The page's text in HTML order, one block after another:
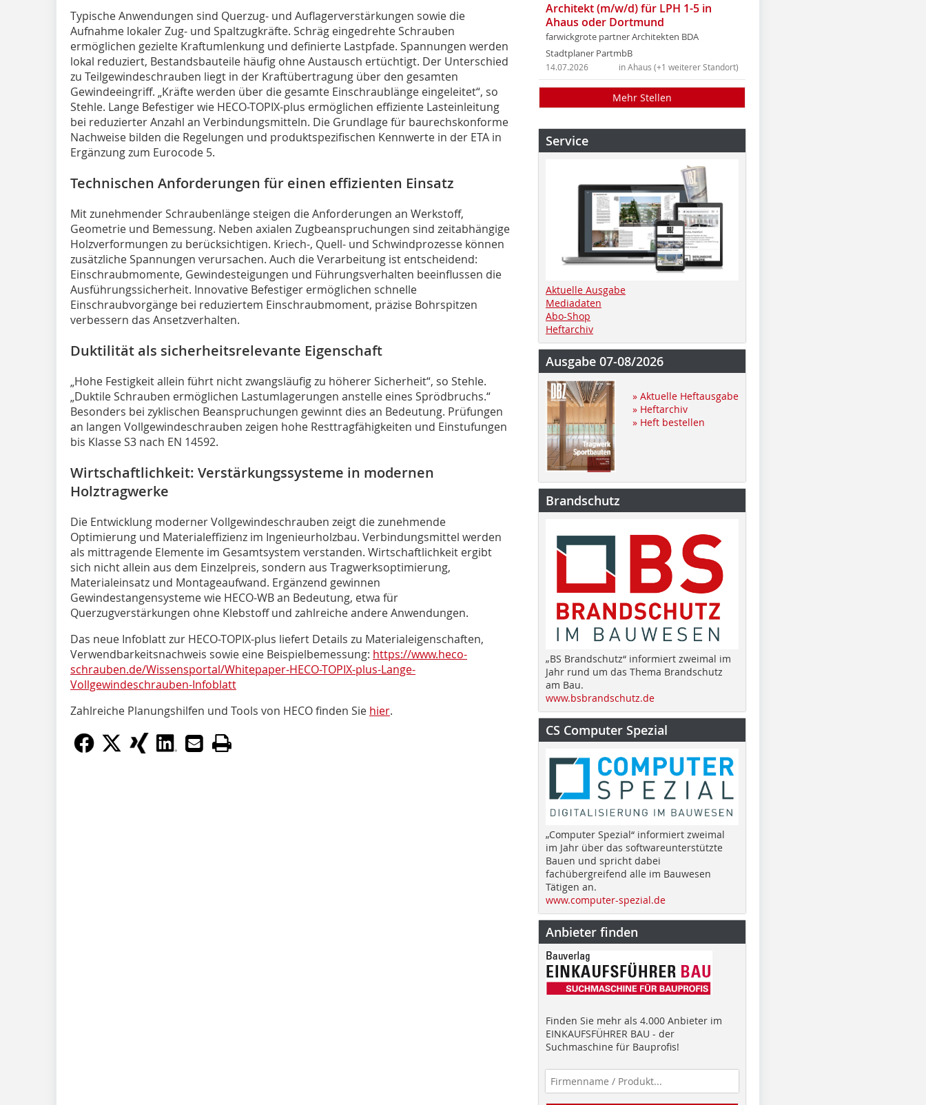
Typische Anwendungen sind Querzug- und Auflagerverstärkungen sowie die
Aufnahme lokaler Zug- und Spaltzugkräfte. Schräg eingedrehte Schrauben
ermöglichen gezielte Kraftumlenkung und definierte Lastpfade. Spannungen werden
lokal reduziert, Bestandsbauteile häufig ohne Austausch ertüchtigt. Der Unterschied
zu Teilgewindeschrauben liegt in der Kraftübertragung über den gesamten
Gewindeeingriff. „Kräfte werden über die gesamte Einschraublänge eingeleitet“, so
Stehle. Lange Befestiger wie HECO-TOPIX-plus ermöglichen effiziente Lasteinleitung
bei reduzierter Anzahl an Verbindungsmitteln. Die Grundlage für baurechskonforme
Nachweise bilden die Regelungen und produktspezifischen Kennwerte in der ETA in
Ergänzung zum Eurocode 5.
Technischen Anforderungen für einen effizienten Einsatz
Mit zunehmender Schraubenlänge steigen die Anforderungen an Werkstoff,
Geometrie und Bemessung. Neben axialen Zugbeanspruchungen sind zeitabhängige
Holzverformungen zu berücksichtigen. Kriech-, Quell- und Schwindprozesse können
zusätzliche Spannungen verursachen. Auch die Verarbeitung ist entscheidend:
Einschraubmomente, Gewindesteigungen und Führungsverhalten beeinflussen die
Ausführungssicherheit. Innovative Befestiger ermöglichen schnelle
Einschraubvorgänge bei reduziertem Einschraubmoment, präzise Bohrspitzen
verbessern das Ansetzverhalten.
Duktilität als sicherheitsrelevante Eigenschaft
„Hohe Festigkeit allein führt nicht zwangsläufig zu höherer Sicherheit“, so Stehle.
„Duktile Schrauben ermöglichen Lastumlagerungen anstelle eines Sprödbruchs.“
Besonders bei zyklischen Beanspruchungen gewinnt dies an Bedeutung. Prüfungen
an langen Vollgewindeschrauben zeigen hohe Resttragfähigkeiten und Einstufungen
bis Klasse S3 nach EN 14592.
Wirtschaftlichkeit: Verstärkungssysteme in modernen
Holztragwerke
Die Entwicklung moderner Vollgewindeschrauben zeigt die zunehmende
Optimierung und Materialeffizienz im Ingenieurholzbau. Verbindungsmittel werden
als mittragende Elemente im Gesamtsystem verstanden. Wirtschaftlichkeit ergibt
sich nicht allein aus dem Einzelpreis, sondern aus Tragwerksoptimierung,
Materialeinsatz und Montageaufwand. Ergänzend gewinnen
Gewindestangensysteme wie HECO-WB an Bedeutung, etwa für
Querzugverstärkungen ohne Klebstoff und zahlreiche andere Anwendungen.
Das neue Infoblatt zur HECO-TOPIX-plus liefert Details zu Materialeigenschaften,
Verwendbarkeitsnachweis sowie eine Beispielbemessung: https://www.heco-
schrauben.de/Wissensportal/Whitepaper-HECO-TOPIX-plus-Lange-
Vollgewindeschrauben-Infoblatt
Zahlreiche Planungshilfen und Tools von HECO finden Sie hier.
Architekt (m/w/d) für LPH 1-5 in
Ahaus oder Dortmund
farwickgrote partner Architekten BDA
Stadtplaner PartmbB
in Ahaus (+1 weiterer Standort)
14.07.2026
Mehr Stellen
Service
Aktuelle Ausgabe
Mediadaten
Abo-Shop
Heftarchiv
Ausgabe 07-08/2026
» Aktuelle Heftausgabe
» Heftarchiv
» Heft bestellen
Brandschutz
„BS Brandschutz“ informiert zweimal im
Jahr rund um das Thema Brandschutz
am Bau.
www.bsbrandschutz.de
CS Computer Spezial
„Computer Spezial“ informiert zweimal
im Jahr über das softwareunterstützte
Bauen und spricht dabei
fachübergreifend alle im Bauwesen
Tätigen an.
www.computer-spezial.de
Anbieter finden
Finden Sie mehr als 4.000 Anbieter im
EINKAUFSFÜHRER BAU - der
Suchmaschine für Bauprofis!